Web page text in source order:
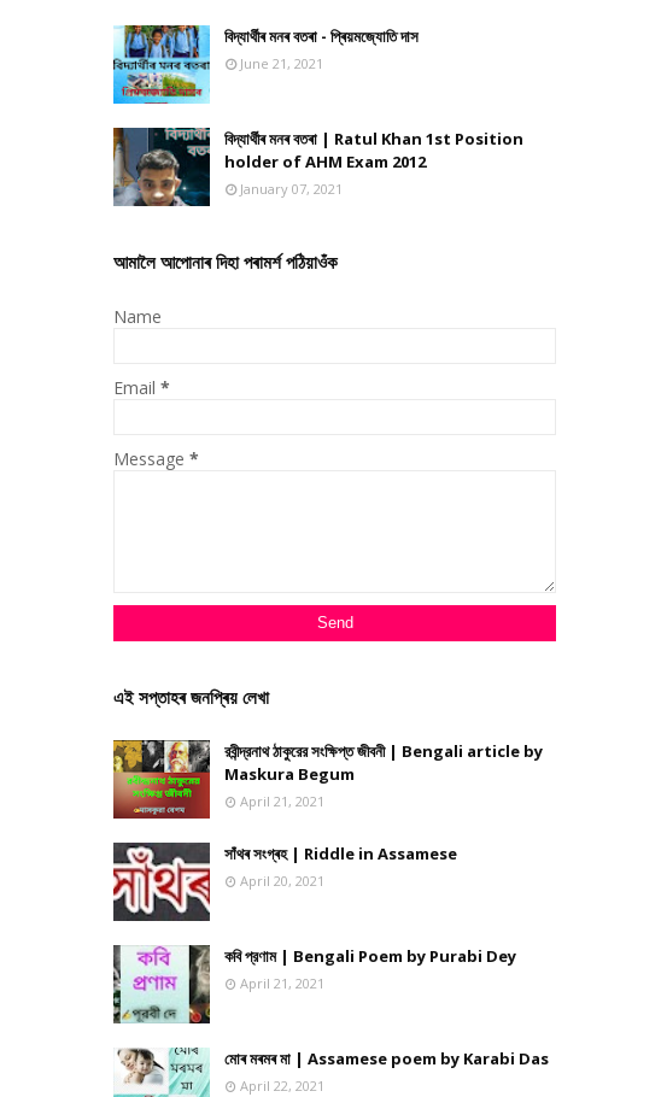
বিদ্যাৰ্থীৰ মনৰ বতৰা - প্ৰিয়মজ্যোতি দাস
June 21, 2021
বিদ্যাৰ্থীৰ মনৰ বতৰা | Ratul Khan 1st Position
holder of AHM Exam 2012
January 07, 2021
আমালৈ আপোনাৰ দিহা পৰামৰ্শ পঠিয়াওঁক
Name
Email*
Message*
এই সপ্তাহৰ জনপ্ৰিয় লেখা
রবীন্দ্রনাথ ঠাকুরের সংক্ষিপ্ত জীবনী | Bengali article by
Maskura Begum
April 21, 2021
সাঁথৰ সংগ্ৰহ | Riddle in Assamese
April 20, 2021
কবি প্রণাম | Bengali Poem by Purabi Dey
April 21, 2021
মোৰ মৰমৰ মা | Assamese poem by Karabi Das
April 22, 2021